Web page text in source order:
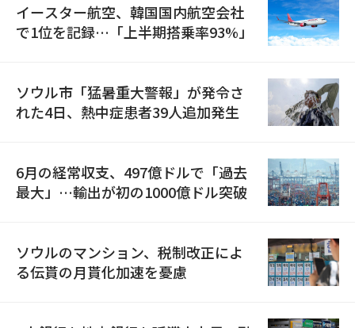
イースター航空、韓国国内航空会社
で1位を記録…「上半期搭乗率93%」
ソウル市「猛暑重大警報」が発令さ
れた4日、熱中症患者39人追加発生
6月の経常収支、497億ドルで「過去
最大」…輸出が初の1000億ドル突破
ソウルのマンション、税制改正によ
る伝貰の月貰化加速を憂慮